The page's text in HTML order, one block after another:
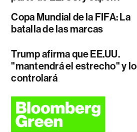
Copa Mundial de la FIFA: La
batalla de las marcas
Trump afirma que EE.UU.
"mantendrá el estrecho" y lo
controlará